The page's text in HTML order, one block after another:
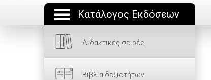
Κατάλογος Εκδόσεων
Διδακτικές σειρές
Βιβλία δεξιοτήτων